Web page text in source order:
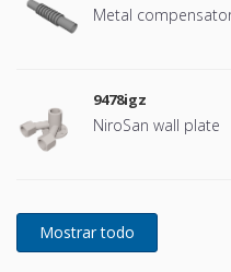
Metal
9478igz
NiroSan wall plate